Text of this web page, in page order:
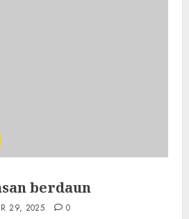
berdaun
29, 2025 0